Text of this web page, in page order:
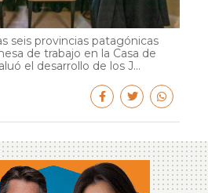
seis provincias patagónicas
de trabajo en la Casa de
el desarrollo de los J...